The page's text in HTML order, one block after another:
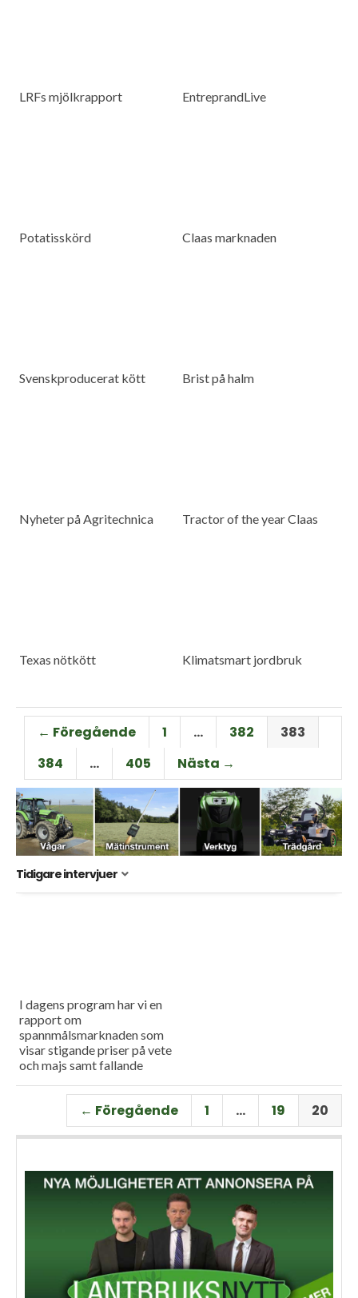
LRFs mjölkrapport EntreprandLive
Potatisskörd Claas marknaden
Svenskproducerat kött Brist på halm
Nyheter på Agritechnica Tractor of the year Claas
Texas nötkött Klimatsmart jordbruk
← Föregående 1 … 382
383
384
… 405 Nästa →
Tidigare intervjuer
I dagens program har vi en
rapport om
spannmålsmarknaden som
visar stigande priser på vete
och majs samt fallande
premiär för vårt
måndagsprogram med en
längre intervju med Erik
Stjerndahl vd för HIR Skåne,
fältdagar.
← Föregående 1 … 19 20